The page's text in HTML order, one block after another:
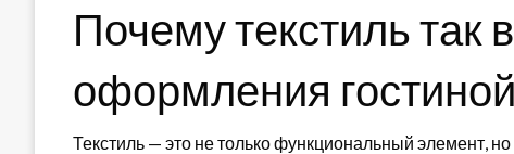
Почему текстиль так
оформления
Текстиль — это не только функциональный элемент,